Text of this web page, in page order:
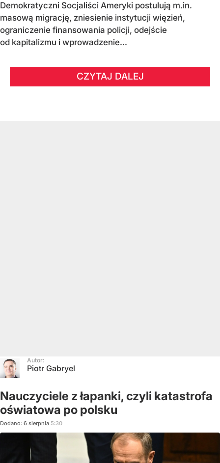
Demokratyczni Socjaliści Ameryki postulują m.in.
masową migrację, zniesienie instytucji więzień,
ograniczenie finansowania policji, odejście
od kapitalizmu i wprowadzenie...
CZYTAJ DALEJ
Autor:
Piotr Gabryel
Nauczyciele z łapanki, czyli katastrofa
oświatowa po polsku
Dodano: 6 sierpnia 5:30